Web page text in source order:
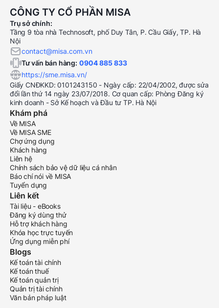
CÔNG TY CỔ PHẦN MISA
Trụ sở chính:
Tầng 9 tòa nhà Technosoft, phố Duy Tân, P. Cầu Giấy, TP. Hà
Nội
contact@misa.com.vn
Tư vấn bán hàng: 0904 885 833
https://sme.misa.vn/
Giấy CNĐKKD: 0101243150 - Ngày cấp: 22/04/2002, được sửa
đổi lần thứ 14 ngày 23/07/2018. Cơ quan cấp: Phòng Đăng ký
kinh doanh - Sở Kế hoạch và Đầu tư TP. Hà Nội
Khám phá
Về MISA
Về MISA SME
Chợ ứng dụng
Khách hàng
Liên hệ
Chính sách bảo vệ dữ liệu cá nhân
Báo chí nói về MISA
Tuyển dụng
Liên kết
Tài liệu - eBooks
Đăng ký dùng thử
Hỗ trợ khách hàng
Khóa học trực tuyến
Ứng dụng miễn phí
Blogs
Kế toán tài chính
Kế toán thuế
Kế toán quản trị
Quản trị tài chính
Văn bản pháp luật